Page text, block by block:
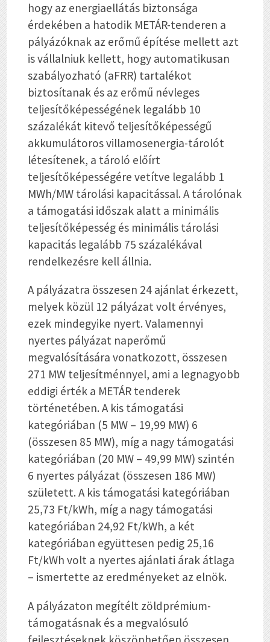
hogy az energiaellátás biztonsága
érdekében a hatodik METÁR-tenderen a
pályázóknak az erőmű építése mellett azt
is vállalniuk kellett, hogy automatikusan
szabályozható (aFRR) tartalékot
biztosítanak és az erőmű névleges
teljesítőképességének legalább 10
százalékát kitevő teljesítőképességű
akkumulátoros villamosenergia-tárolót
létesítenek, a tároló előírt
teljesítőképességére vetítve legalább 1
MWh/MW tárolási kapacitással. A tárolónak
a támogatási időszak alatt a minimális
teljesítőképesség és minimális tárolási
kapacitás legalább 75 százalékával
rendelkezésre kell állnia.
A pályázatra összesen 24 ajánlat érkezett,
melyek közül 12 pályázat volt érvényes,
ezek mindegyike nyert. Valamennyi
nyertes pályázat naperőmű
megvalósítására vonatkozott, összesen
271 MW teljesítménnyel, ami a legnagyobb
eddigi érték a METÁR tenderek
történetében. A kis támogatási
kategóriában (5 MW – 19,99 MW) 6
(összesen 85 MW), míg a nagy támogatási
kategóriában (20 MW – 49,99 MW) szintén
6 nyertes pályázat (összesen 186 MW)
született. A kis támogatási kategóriában
25,73 Ft/kWh, míg a nagy támogatási
kategóriában 24,92 Ft/kWh, a két
kategóriában együttesen pedig 25,16
Ft/kWh volt a nyertes ajánlati árak átlaga
– ismertette az eredményeket az elnök.
A pályázaton megítélt zöldprémium-
támogatásnak és a megvalósuló